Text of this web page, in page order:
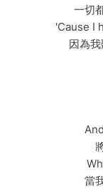
一切
'Cause I
因為
當